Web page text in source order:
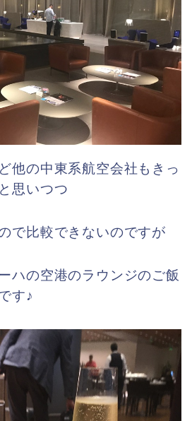
他の中東系航空会社もきっ
思いつつ
で比較できないのですが
ハの空港のラウンジのご飯
す♪